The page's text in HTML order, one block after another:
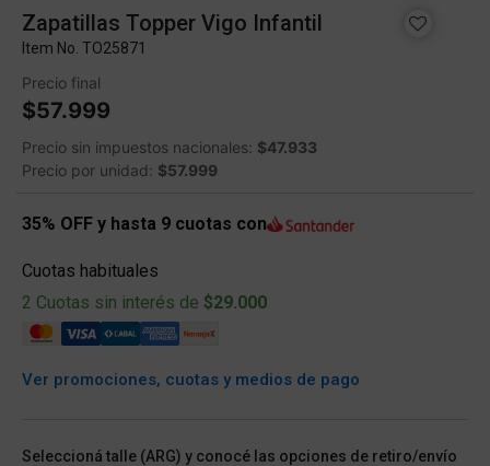
Zapatillas Topper Vigo Infantil
Item No. TO25871
Precio final
$57.999
Precio sin impuestos nacionales: $47.933
Precio por unidad: $57.999
35% OFF y hasta 9 cuotas con
Cuotas habituales
2 Cuotas sin interés de $29.000
Ver promociones, cuotas y medios de pago
Seleccioná talle (ARG) y conocé las opciones de retiro/envío